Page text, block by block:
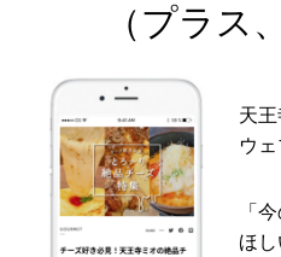
（プラス
天
ウ
「
ほ